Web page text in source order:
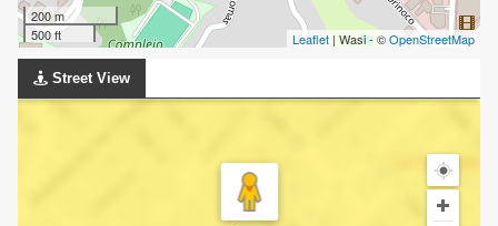
200 m
500 ft
Leaflet | Wasi - ©OpenStreetMap
Street View